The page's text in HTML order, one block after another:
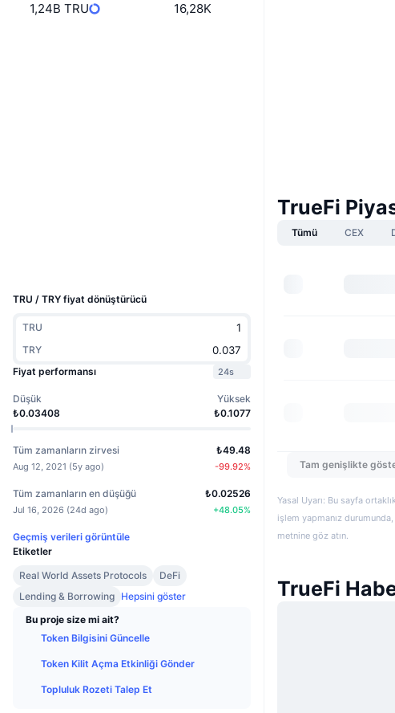
1,24B TRU
16,28K
TRU / TRY fiyat dönüştürücü
TRU
TRY
Fiyat performansı
24s
Düşük
₺0.03408
Yüksek
₺0.1077
Tüm zamanların zirvesi
Aug 12, 2021 (5y ago)
₺49.48
-99.92%
Tüm zamanların en düşüğü
Jul 16, 2026 (24d ago)
₺0.02526
+48.05%
Geçmiş verileri görüntüle
Etiketler
Real World Assets Protocols
DeFi
Lending & Borrowing Hepsini göster
Bu proje size mi ait?
Token Bilgisini Güncelle
Token Kilit Açma Etkinliği Gönder
Topluluk Rozeti Talep Et
TrueFi
Tümü CEX
Tam genişlikte
Yasal Uyarı: Bu sayfa
işlem yapmanız
metnine göz atın.
TrueFi